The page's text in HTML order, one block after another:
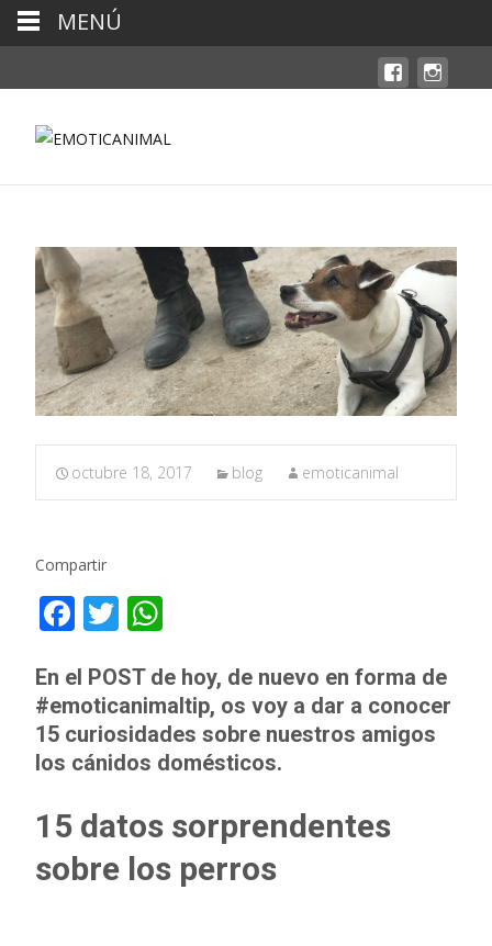
octubre 18, 2017 blog emoticanimal
Compartir
F
e
b
o
k
T
itt
er
at
s
A
p
En el POST de hoy, de nuevo en forma de
#emoticanimaltip, os voy a dar a conocer
15 curiosidades sobre nuestros amigos
los cánidos domésticos.
15 datos sorprendentes
sobre los perros
MENÚ